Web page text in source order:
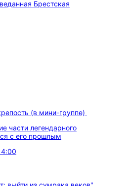
(в мини-группе)
части легендарного
с его прошлым